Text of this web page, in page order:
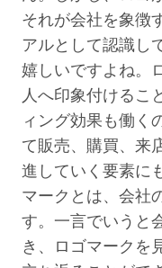
それが会社を象徴
アルとして認識し
嬉しいですよね。
人へ印象付けるこ
ィング効果も働く
て販売、購買、来
進していく要素に
マークとは、会社
す。一言でいうと
き、ロゴマークを